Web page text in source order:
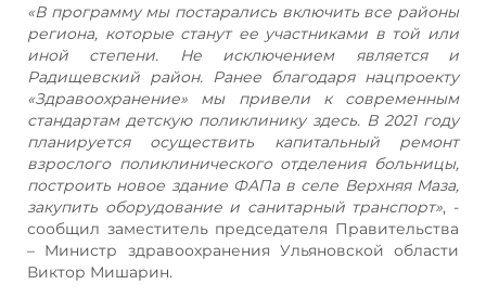
«В программу мы постарались включить все районы
региона, которые станут ее участниками в той или
иной степени. Не исключением является и
Радищевский район. Ранее благодаря нацпроекту
«Здравоохранение» мы привели к современным
стандартам детскую поликлинику здесь. В 2021 году
планируется осуществить капитальный ремонт
взрослого поликлинического отделения больницы,
построить новое здание ФАПа в селе Верхняя Маза,
закупить оборудование и санитарный транспорт», -
сообщил заместитель председателя Правительства
– Министр здравоохранения Ульяновской области
Виктор Мишарин.